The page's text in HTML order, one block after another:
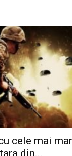
cele mai
din...